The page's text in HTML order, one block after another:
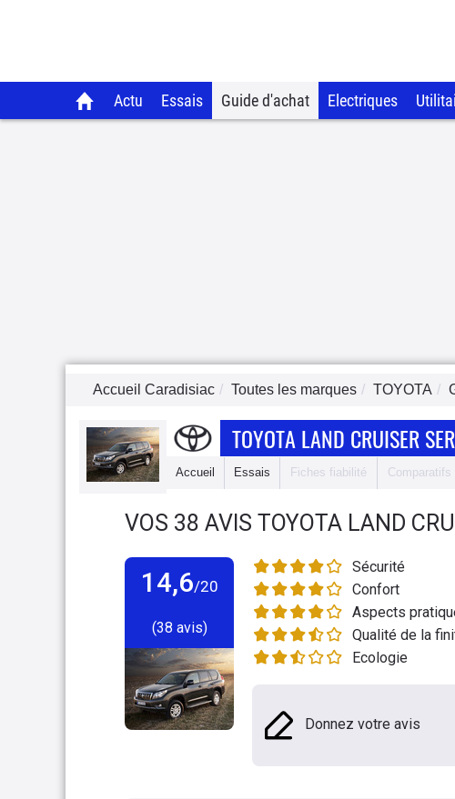
Actu Essais Guide d'achat Electriques
Accueil Caradisiac Toutes les marques TOYOTA
TOYOTA LAND CRUISER
Accueil Essais Fiches fiabilité Comparatifs
VOS 38 AVIS TOYOTA LAND
14,6/20
(38 avis)
Sécurité
Confort
Aspects
Qualité de la
Ecologie
Donnez votre avis